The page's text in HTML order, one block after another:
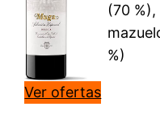
(70
%)
Ver ofertas